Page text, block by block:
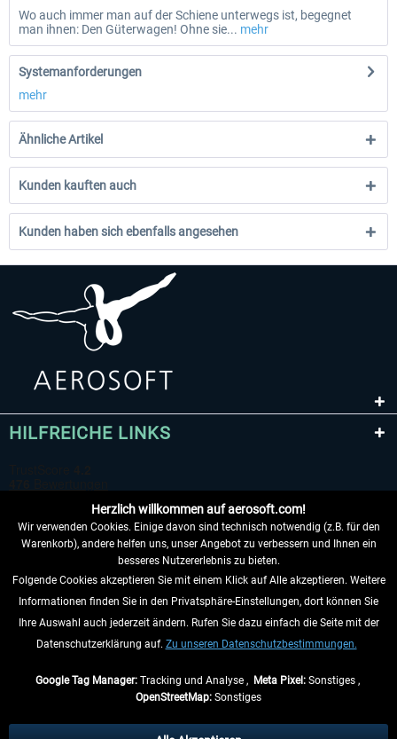
Wo auch immer man auf der Schiene unterwegs ist, begegnet
man ihnen: Den Güterwagen! Ohne sie... mehr
Systemanforderungen
mehr
Ähnliche Artikel
Kunden kauften auch
Kunden haben sich ebenfalls angesehen
HILFREICHE LINKS
VERTRAG WIDERRUFEN
INFORMATIONEN
Herzlich willkommen auf aerosoft.com!
Wir verwenden Cookies. Einige davon sind technisch notwendig (z.B. für den
Warenkorb), andere helfen uns, unser Angebot zu verbessern und Ihnen ein
besseres Nutzererlebnis zu bieten.
Folgende Cookies akzeptieren Sie mit einem Klick auf Alle akzeptieren. Weitere
Informationen finden Sie in den Privatsphäre-Einstellungen, dort können Sie
Ihre Auswahl auch jederzeit ändern. Rufen Sie dazu einfach die Seite mit der
Datenschutzerklärung auf. Zu unseren Datenschutzbestimmungen.
Google Tag Manager:Tracking und Analyse , Meta Pixel:Sonstiges ,
OpenStreetMap: Sonstiges